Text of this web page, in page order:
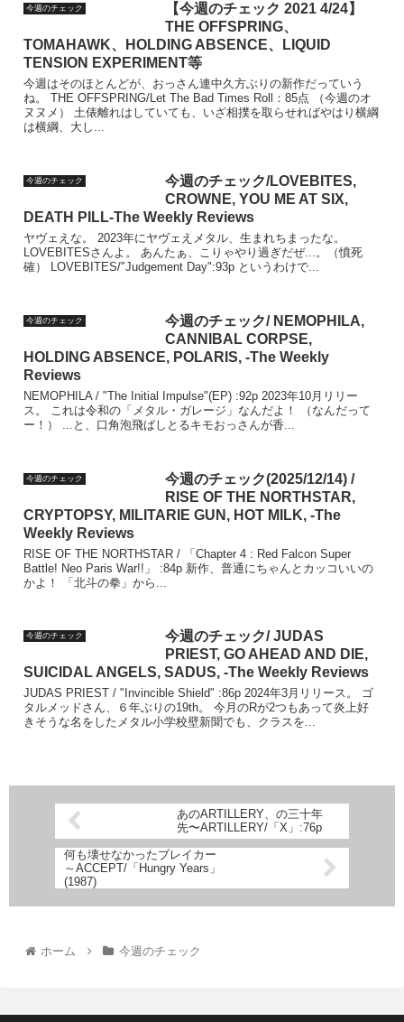
今週のチェック
【今週のチェック 2021 4/24】
THE OFFSPRING、
TOMAHAWK、HOLDING ABSENCE、LIQUID
TENSION EXPERIMENT等
今週はそのほとんどが、おっさん連中久方ぶりの新作だっていう
ね。 THE OFFSPRING/Let The Bad Times Roll：85点 （今週のオ
ヌヌメ） 土俵離れはしていても、いざ相撲を取らせればやはり横綱
は横綱、大し...
今週のチェック
今週のチェック/LOVEBITES,
CROWNE, YOU ME AT SIX,
DEATH PILL-The Weekly Reviews
ヤヴェえな。 2023年にヤヴェえメタル、生まれちまったな。
LOVEBITESさんよ。 あんたぁ、こりゃやり過ぎだぜ...。（憤死
確） LOVEBITES/"Judgement Day":93p というわけで...
今週のチェック
今週のチェック/ NEMOPHILA,
CANNIBAL CORPSE,
HOLDING ABSENCE, POLARIS, -The Weekly
Reviews
NEMOPHILA / "The Initial Impulse"(EP) :92p 2023年10月リリー
ス。 これは令和の「メタル・ガレージ」なんだよ！ （なんだって
ー！） ...と、口角泡飛ばしとるキモおっさんが香...
今週のチェック
今週のチェック(2025/12/14) /
RISE OF THE NORTHSTAR,
CRYPTOPSY, MILITARIE GUN, HOT MILK, -The
Weekly Reviews
RISE OF THE NORTHSTAR / 「Chapter 4 : Red Falcon Super
Battle! Neo Paris War!!」 :84p 新作、普通にちゃんとカッコいいの
かよ！ 「北斗の拳」から...
今週のチェック
今週のチェック/ JUDAS
PRIEST, GO AHEAD AND DIE,
SUICIDAL ANGELS, SADUS, -The Weekly Reviews
JUDAS PRIEST / "Invincible Shield" :86p 2024年3月リリース。 ゴ
タルメッドさん、６年ぶりの19th。 今月のRが2つもあって炎上好
きそうな名をしたメタル小学校壁新聞でも、クラスを...
あのARTILLERY、の三十年
先〜ARTILLERY/「X」:76p
何も壊せなかったブレイカー
～ACCEPT/「Hungry Years」
(1987)
ホーム 今週のチェック